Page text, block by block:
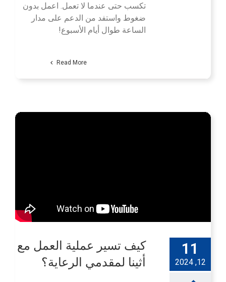
تكسب حتى عندما لا تعمل. اعمل بدون
ضغوط واستفد من الدعم على مدار
الساعة طوال أيام الأسبوع!
Read More
11
12, 2024
كيف تسير عملية العمل مع
أثينا لمقدمي الرعاية؟